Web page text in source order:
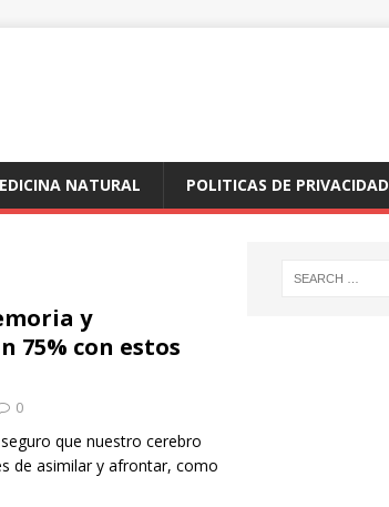
NATURAL POLITICAS DE PRIVACIDAD
y
75% con estos
0
que nuestro cerebro
de asimilar y afrontar, como